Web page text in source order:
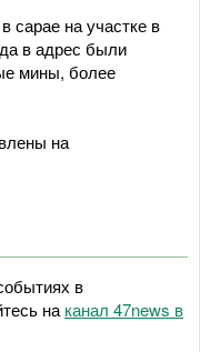
сарае на участке в
в адрес были
мины, более
на
в
на канал 47news в